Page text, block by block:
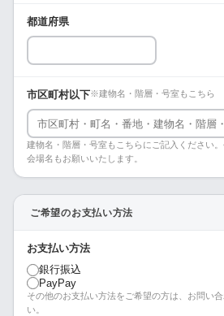
都道府県
市区町村以下※建物名・階層・号室もこちら
建物名・階層・号室もこちらにご記入ください
会場名もお願いいたします。
ご希望のお支払い方法
お支払い方法
銀行振込
PayPay
その他のお支払い方法をご希望の方は、お問い
い。